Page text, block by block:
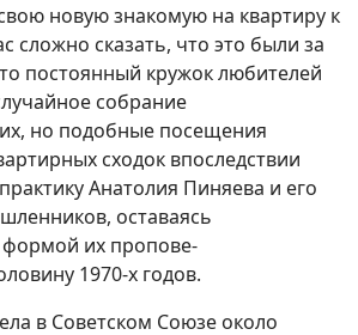
новую знакомую на квартиру к
сложно сказать, что это были за
постоянный кружок любителей
собрание
но подобные посещения
сходок впоследствии
Анатолия Пиняева и его
оставаясь
их пропове-
1970-х годов.
в Советском Союзе около